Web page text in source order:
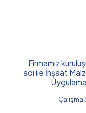
Firmamız
adı ile İnşaat